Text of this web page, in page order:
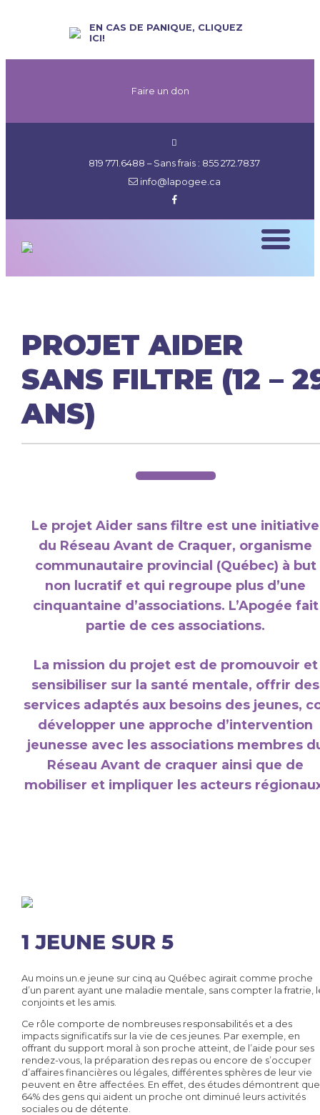
EN CAS DE PANIQUE, CLIQUEZ
ICI!
Faire un don
819 771.6488 – Sans frais : 855 272.7837
info@lapogee.ca
PROJET AIDER
SANS FILTRE (12 –
ANS)
Le projet Aider sans filtre est une initiative
du Réseau Avant de Craquer, organisme
communautaire provincial (Québec) à but
non lucratif et qui regroupe plus d’une
cinquantaine d’associations. L’Apogée fait
partie de ces associations.
La mission du projet est de promouvoir et
sensibiliser sur la santé mentale, offrir des
services adaptés aux besoins des jeunes,
développer une approche d’intervention
jeunesse avec les associations membres
Réseau Avant de craquer ainsi que de
mobiliser et impliquer les acteurs
1 JEUNE SUR 5
Au moins un.e jeune sur cinq au Québec agirait comme proche
d’un parent ayant une maladie mentale, sans compter la fratrie,
conjoints et les amis.
Ce rôle comporte de nombreuses responsabilités et a des
impacts significatifs sur la vie de ces jeunes. Par exemple, en
offrant du support moral à son proche atteint, de l’aide pour ses
rendez-vous, la préparation des repas ou encore de s’occuper
d’affaires financières ou légales, différentes sphères de leur vie
peuvent en être affectées. En effet, des études démontrent que
64% des gens qui aident un proche ont diminué leurs activités
sociales ou de détente.